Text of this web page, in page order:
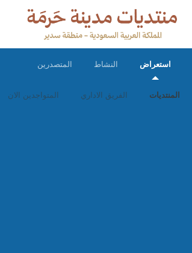
استعراض
المنتديات الفريق الاداري المتواجدين الان
النشاط المتصدرين